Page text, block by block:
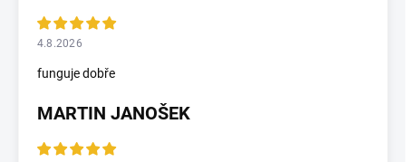
4.8.2026
funguje dobře
MARTIN JANOŠEK